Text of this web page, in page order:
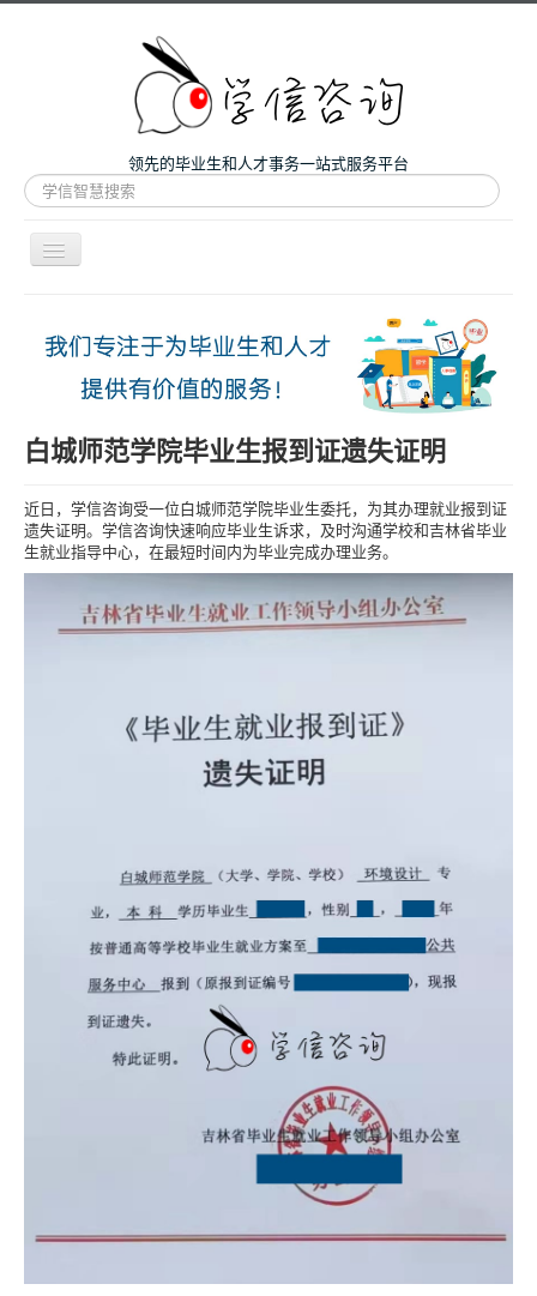
领先的毕业生和人才事务一站式服务平台
站
内
搜
导
航
微咨询
人才服务
留学和考研
案例
关于我们
白城师范学院毕业生报到证遗失证明
近日，学信咨询受一位白城师范学院毕业生委托，为其办理就业报到证
遗失证明。学信咨询快速响应毕业生诉求，及时沟通学校和吉林省毕业
生就业指导中心，在最短时间内为毕业完成办理业务。